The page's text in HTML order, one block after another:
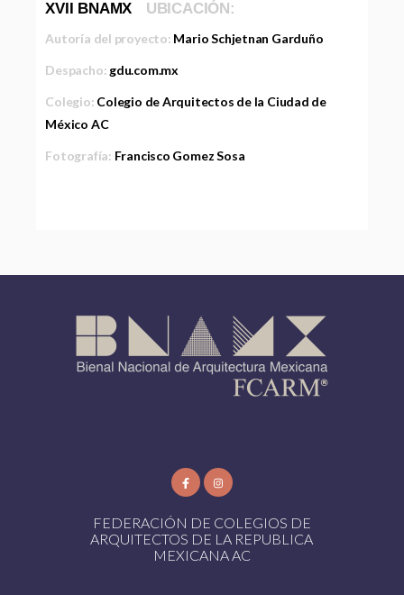
XVII BNAMX UBICACIÓN:
Autoría del proyecto: Mario Schjetnan Garduño
Despacho: gdu.com.mx
Colegio: Colegio de Arquitectos de la Ciudad de
México AC
Fotografía: Francisco Gomez Sosa
FEDERACIÓN DE COLEGIOS DE
ARQUITECTOS DE LA REPUBLICA
MEXICANA AC